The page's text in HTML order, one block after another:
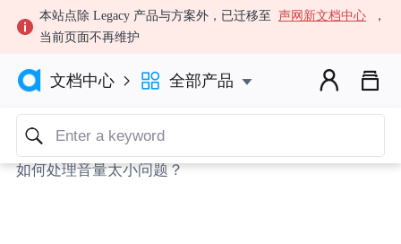
本站点除 Legacy 产品与方案外，已迁移至 声网新文档中心
，
当前页面不再维护
文档中心   全部产品  
文档中心 FAQ
质量类
如何处理音量太小问题？